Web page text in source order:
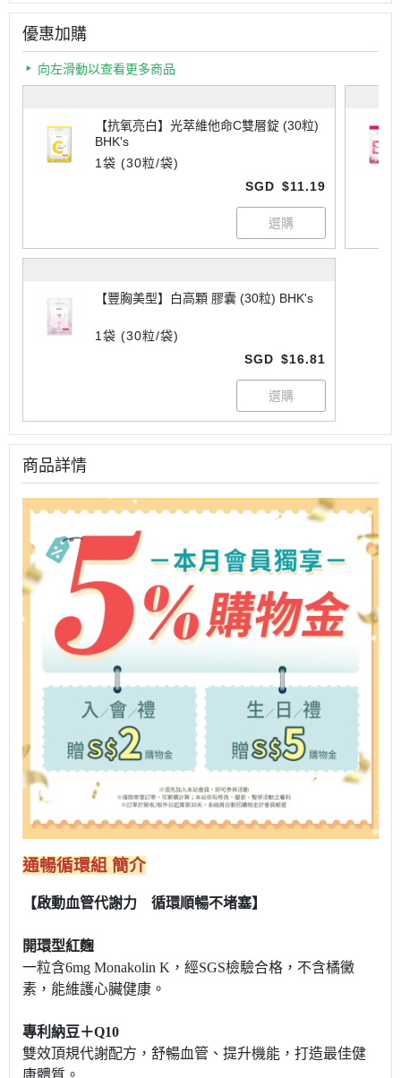
優惠加購
向左滑動以查看更多商品
【抗氧亮白】光萃維他命C雙層錠 (30粒)
BHK's
1袋 (30粒/袋)
SGD $11.19
【豐胸美型】白高顆 膠囊 (30粒) BHK's
1袋 (30粒/袋)
SGD $16.81
商品詳情
通暢循環組 簡介
【啟動血管代謝力 循環順暢不堵塞】
開環型紅麴
一粒含6mg Monakolin K，經SGS檢驗合格，不含橘黴
素，能維護心臟健康。
專利納豆＋Q10
雙效頂規代謝配方，舒暢血管、提升機能，打造最佳健